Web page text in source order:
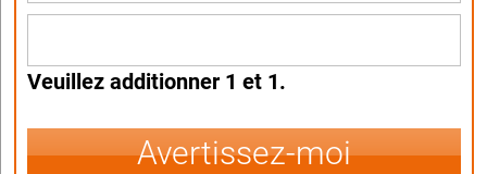
Veuillez additionner 1 et 1.
Avertissez-moi